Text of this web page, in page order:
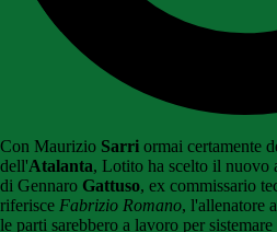
Con Maurizio Sarri ormai certamente
dell'Atalanta, Lotito ha scelto il nuovo
di Gennaro Gattuso, ex commissario
riferisce Fabrizio Romano, l'allenatore
le parti sarebbero a lavoro per